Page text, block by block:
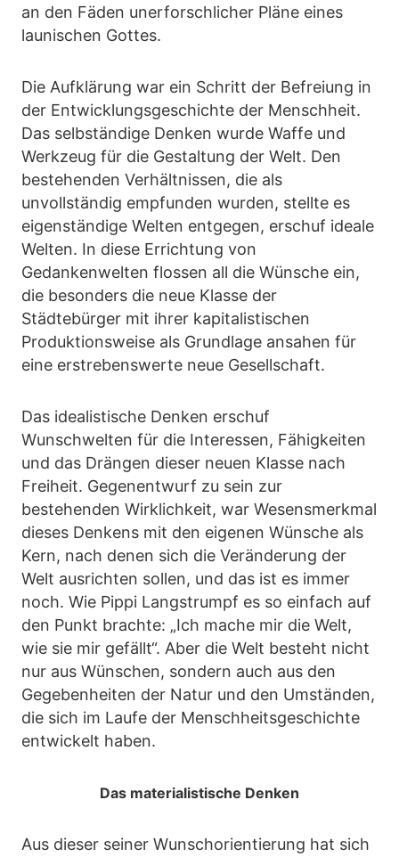
an den Fäden unerforschlicher Pläne eines
launischen Gottes.
Die Aufklärung war ein Schritt der Befreiung in
der Entwicklungsgeschichte der Menschheit.
Das selbständige Denken wurde Waffe und
Werkzeug für die Gestaltung der Welt. Den
bestehenden Verhältnissen, die als
unvollständig empfunden wurden, stellte es
eigenständige Welten entgegen, erschuf ideale
Welten. In diese Errichtung von
Gedankenwelten flossen all die Wünsche ein,
die besonders die neue Klasse der
Städtebürger mit ihrer kapitalistischen
Produktionsweise als Grundlage ansahen für
eine erstrebenswerte neue Gesellschaft.
Das idealistische Denken erschuf
Wunschwelten für die Interessen, Fähigkeiten
und das Drängen dieser neuen Klasse nach
Freiheit. Gegenentwurf zu sein zur
bestehenden Wirklichkeit, war Wesensmerkmal
dieses Denkens mit den eigenen Wünsche als
Kern, nach denen sich die Veränderung der
Welt ausrichten sollen, und das ist es immer
noch. Wie Pippi Langstrumpf es so einfach auf
den Punkt brachte: „Ich mache mir die Welt,
wie sie mir gefällt“. Aber die Welt besteht nicht
nur aus Wünschen, sondern auch aus den
Gegebenheiten der Natur und den Umständen,
die sich im Laufe der Menschheitsgeschichte
entwickelt haben.
Das materialistische Denken
Aus dieser seiner Wunschorientierung hat sich